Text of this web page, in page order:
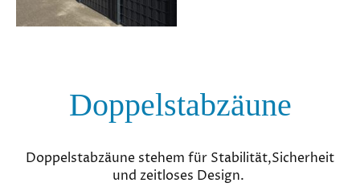
Doppelstabzäune
Doppelstabzäune stehem für Stabilität,Sicherheit
und zeitloses Design.